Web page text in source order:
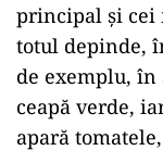
principal și cei
totul depinde,
de exemplu, în
ceapă verde,
apară